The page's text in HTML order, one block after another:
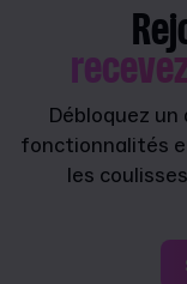
Débloquez
fonctionnalités
les